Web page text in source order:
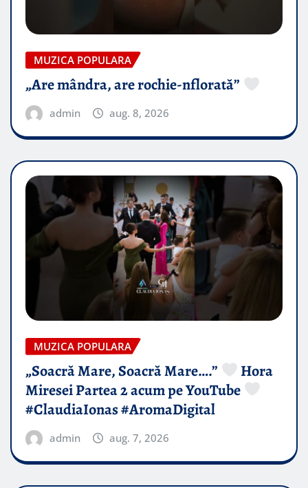
MUZICA POPULARA
„Are mândra, are rochie-nflorată”
admin aug. 8, 2026
MUZICA POPULARA
„Soacră Mare, Soacră Mare….”
Hora
Miresei Partea 2 acum pe YouTube
#ClaudiaIonas #AromaDigital
admin aug. 7, 2026